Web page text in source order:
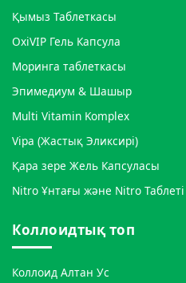
Қымыз Таблеткасы
OxiVIP Гель Капсула
Моринга таблеткасы
Эпимедиум & Шашыр
Multi Vitamin Komplex
Vipa (Жастық Эликсирі)
Қара зере Жель Капсуласы
Nitro Ұнтағы және Nitro Таблеті
Коллоидтық топ
Коллоид Алтан Ус